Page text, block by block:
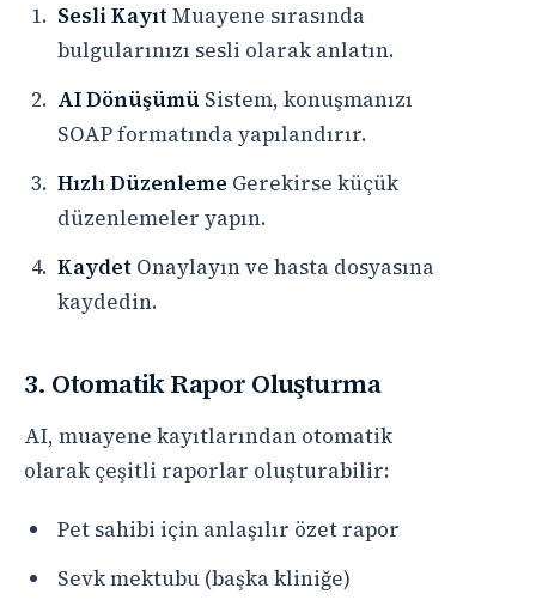
Sesli Kayıt Muayene sırasında
bulgularınızı sesli olarak anlatın.
AI Dönüşümü Sistem, konuşmanızı
SOAP formatında yapılandırır.
Hızlı Düzenleme Gerekirse küçük
düzenlemeler yapın.
Kaydet Onaylayın ve hasta dosyasına
kaydedin.
3. Otomatik Rapor Oluşturma
AI, muayene kayıtlarından otomatik
olarak çeşitli raporlar oluşturabilir:
Pet sahibi için anlaşılır özet rapor
Sevk mektubu (başka kliniğe)